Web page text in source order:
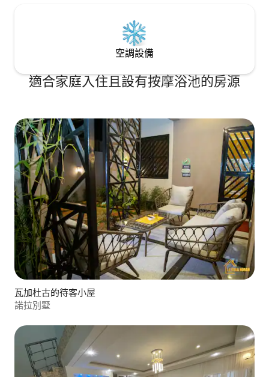
空調設備
適合家庭入住且設有按摩浴池的房源
瓦加杜古的待客小屋
諾拉別墅